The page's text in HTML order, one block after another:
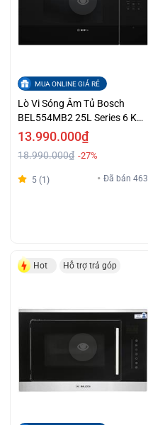
MUA ONLINE GIÁ RẺ
Lò Vi Sóng Âm Tủ Bosch
BEL554MB2 25L Series 6 Kết
Hợp Nướng Giá Tốt
13.990.000₫
18.990.000₫ -27%
5 (1) Đã bán 463
Hot Hỗ trợ trả góp